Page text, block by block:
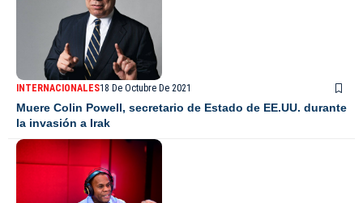
INTERNACIONALES18 De Octubre De 2021
Muere Colin Powell, secretario de Estado de EE.UU. durante
la invasión a Irak